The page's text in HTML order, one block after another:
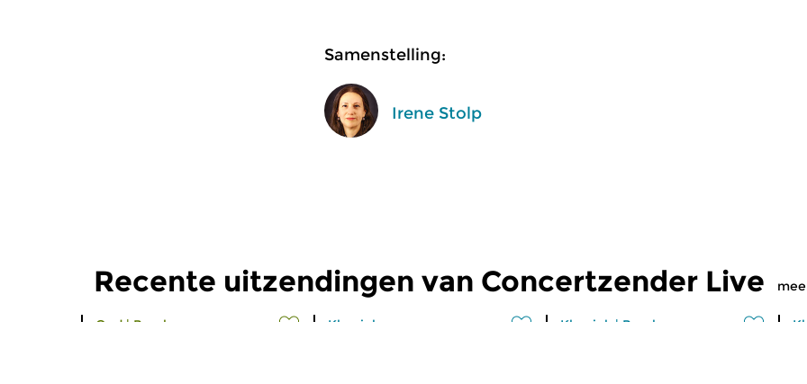
Samenstelling:
Irene Stolp
Recente uitzendingen van Concertzender Live
Oud | Barok Klassiek Klassiek | Barok